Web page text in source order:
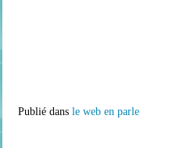
Publié dans le web en parle